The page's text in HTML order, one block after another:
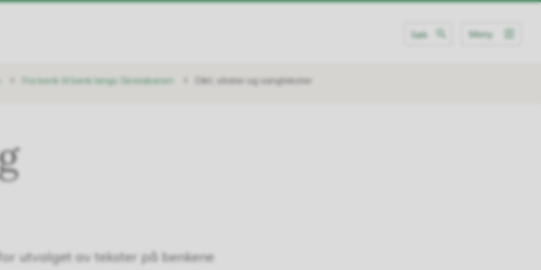
Søk Meny
Fra benk til benk langs Skreiabanen Dikt, sitater og sangtekster
utvalget av tekster på benkene